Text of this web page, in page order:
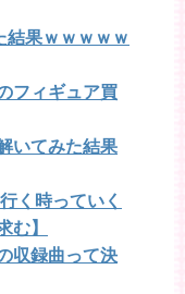
結果ｗｗｗｗｗ
フィギュア買
いてみた結果
く時っていく
む】
収録曲って決